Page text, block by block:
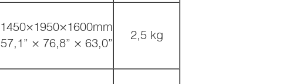
1450×1950×1600mm
57,1” × 76,8” × 63,0”
2,5 kg